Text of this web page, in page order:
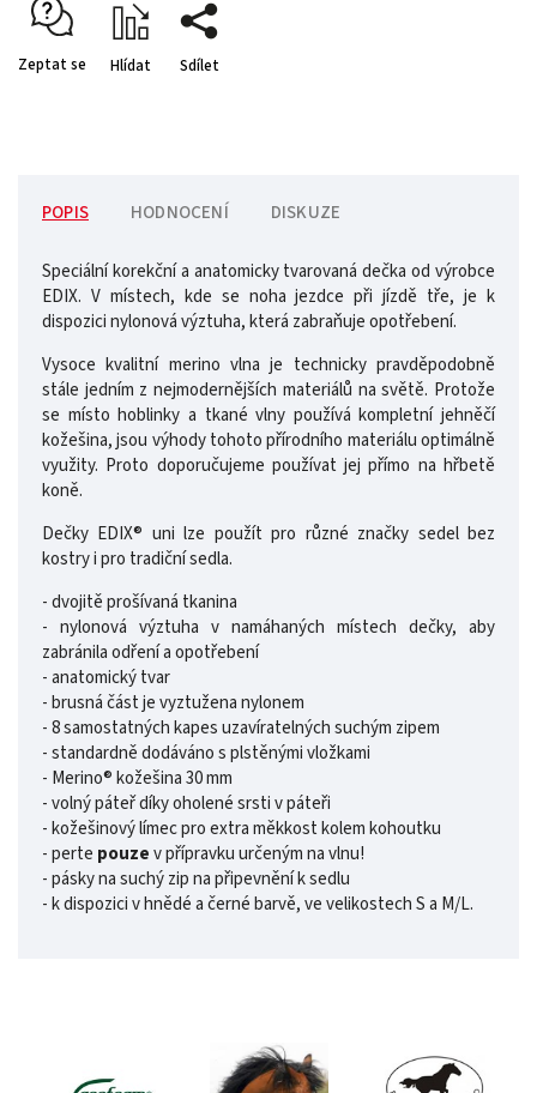
Zeptat se Hlídat Sdílet
POPIS HODNOCENÍ DISKUZE
Speciální korekční a anatomicky tvarovaná dečka od výrobce
EDIX. V místech, kde se noha jezdce při jízdě tře, je k
dispozici nylonová výztuha, která zabraňuje opotřebení.
Vysoce kvalitní merino vlna je technicky pravděpodobně
stále jedním z nejmodernějších materiálů na světě. Protože
se místo hoblinky a tkané vlny používá kompletní jehněčí
kožešina, jsou výhody tohoto přírodního materiálu optimálně
využity. Proto doporučujeme používat jej přímo na hřbetě
koně.
Dečky EDIX® uni lze použít pro různé značky sedel bez
kostry i pro tradiční sedla.
- dvojitě prošívaná tkanina
- nylonová výztuha v namáhaných místech dečky, aby
zabránila odření a opotřebení
- anatomický tvar
- brusná část je vyztužena nylonem
- 8 samostatných kapes uzavíratelných suchým zipem
- standardně dodáváno s plstěnými vložkami
- Merino® kožešina 30 mm
- volný páteř díky oholené srsti v páteři
- kožešinový límec pro extra měkkost kolem kohoutku
- perte pouzev přípravku určeným na vlnu!
- pásky na suchý zip na připevnění k sedlu
- k dispozici v hnědé a černé barvě, ve velikostech S a M/L.